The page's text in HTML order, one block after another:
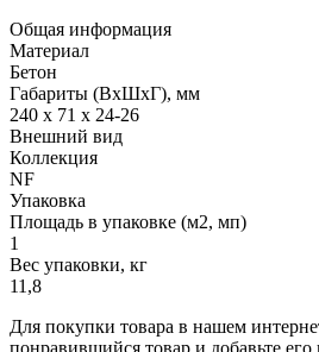
Общая информация
Материал
Бетон
Габариты (ВхШхГ), мм
240 х 71 х 24-26
Внешний вид
Коллекция
NF
Упаковка
Площадь в упаковке (м2, мп)
1
Вес упаковки, кг
11,8
Для покупки товара в нашем
понравившийся товар и добавьте его